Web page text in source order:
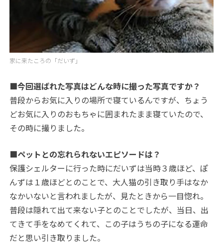
家に来たころの「だいず」
■今回選ばれた写真はどんな時に撮った写真ですか？
普段からお気に入りの場所で寝ているんですが、ちょう
どお気に入りのおもちゃに囲まれたまま寝ていたので、
その時に撮りました。
■ペットとの忘れられないエピソードは？
保護シェルターに行った時にだいずは当時３歳ほど、ぽ
んずは１歳ほどとのことで、大人猫の引き取り手はなか
なかいないと言われましたが、見たときから一目惚れ。
普段は隠れて出て来ない子とのことでしたが、当日、出
てきて手をなめてくれて、この子はうちの子になる運命
だと思い引き取りました。